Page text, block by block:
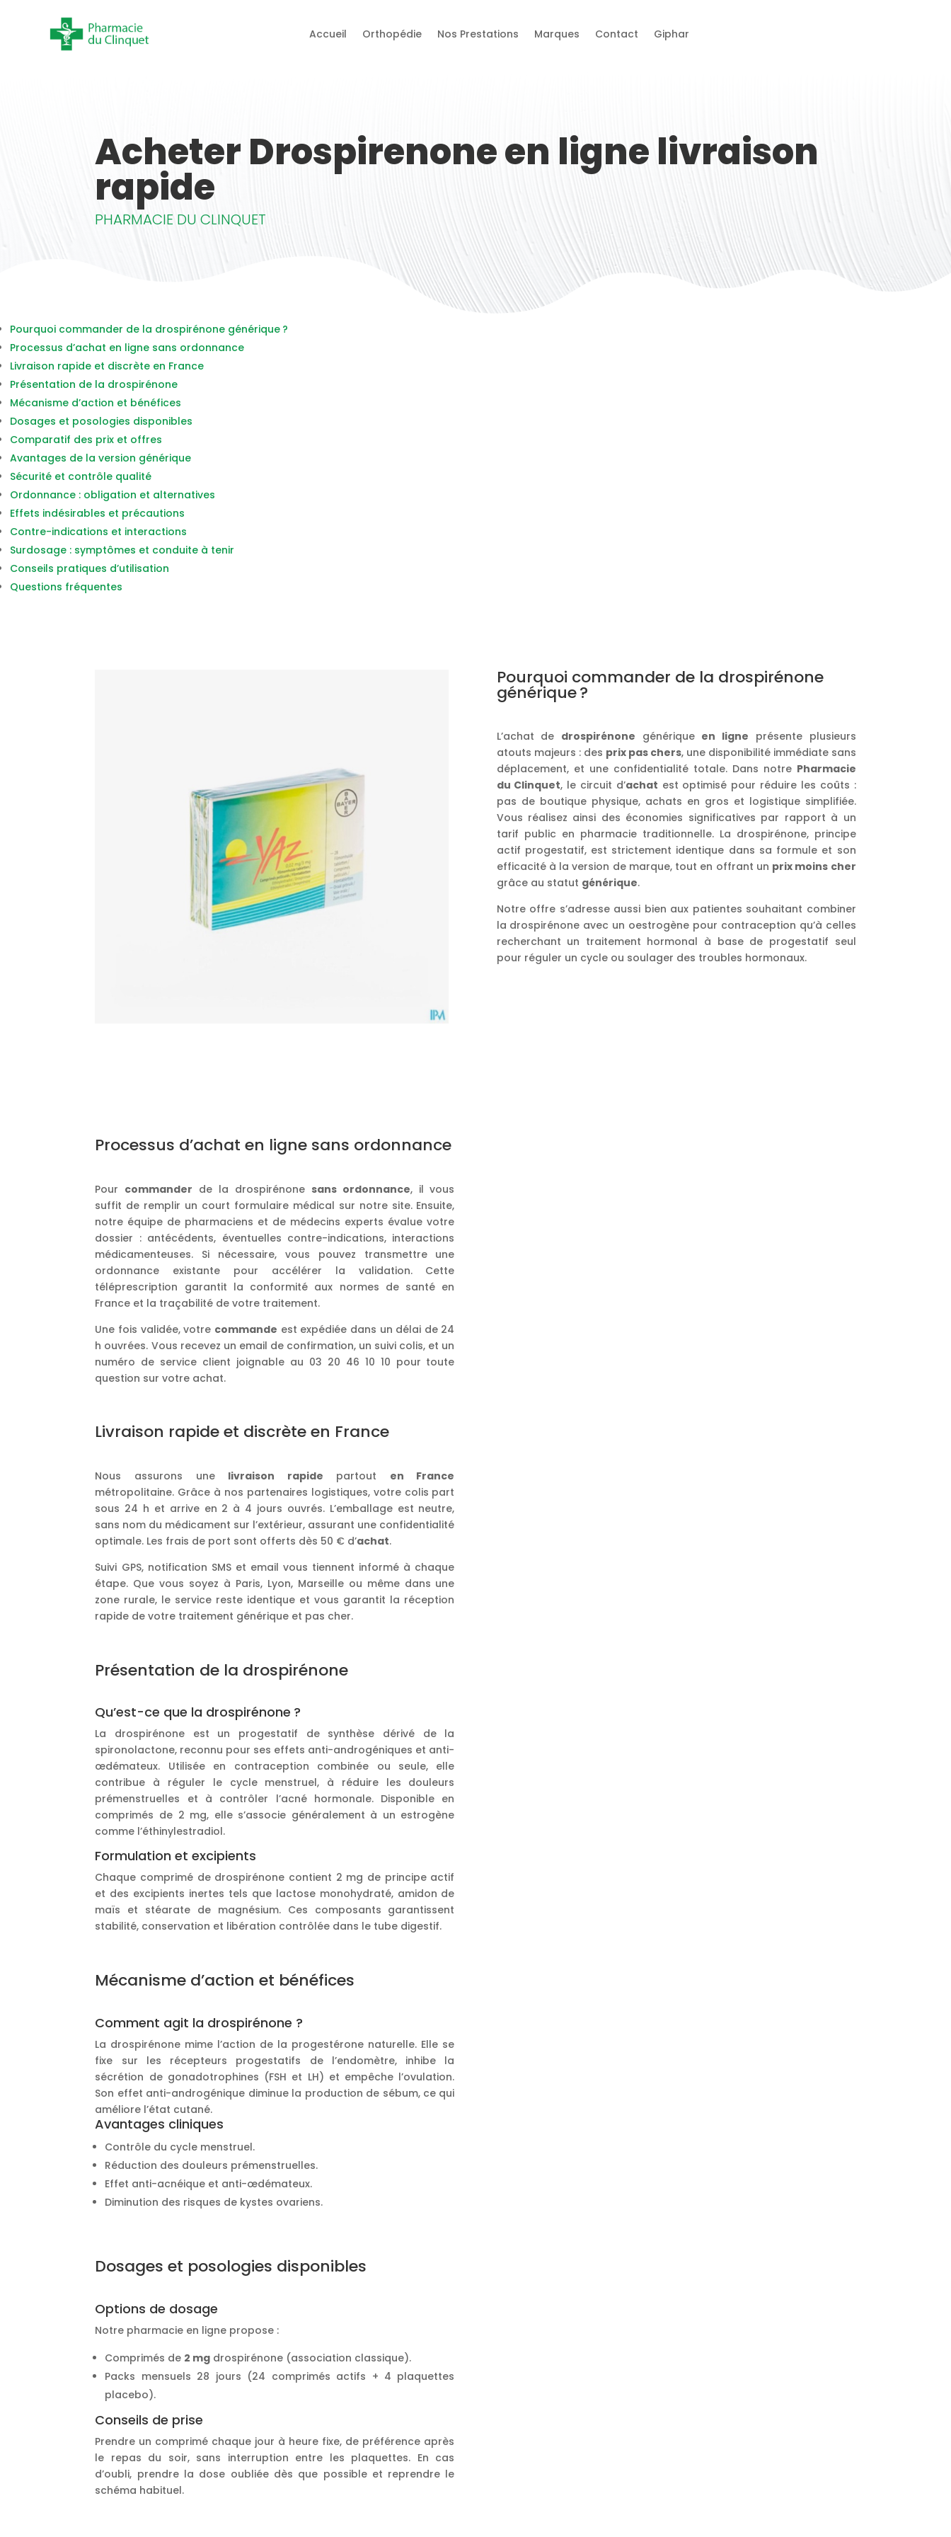
Accueil Orthopédie Nos Prestations Marques Contact Giphar
Acheter Drospirenone en ligne livraison
rapide
PHARMACIE DU CLINQUET
Pourquoi commander de la drospirénone générique ?
Processus d’achat en ligne sans ordonnance
Livraison rapide et discrète en France
Présentation de la drospirénone
Mécanisme d’action et bénéfices
Dosages et posologies disponibles
Comparatif des prix et offres
Avantages de la version générique
Sécurité et contrôle qualité
Ordonnance : obligation et alternatives
Effets indésirables et précautions
Contre-indications et interactions
Surdosage : symptômes et conduite à tenir
Conseils pratiques d’utilisation
Questions fréquentes
Pourquoi commander de la drospirénone
générique ?
L’achat de drospirénone générique en ligne présente plusieurs
atouts majeurs : des prix pas chers, une disponibilité immédiate sans
déplacement, et une confidentialité totale. Dans notre Pharmacie
du Clinquet, le circuit d’achat est optimisé pour réduire les coûts :
pas de boutique physique, achats en gros et logistique simplifiée.
Vous réalisez ainsi des économies significatives par rapport à un
tarif public en pharmacie traditionnelle. La drospirénone, principe
actif progestatif, est strictement identique dans sa formule et son
efficacité à la version de marque, tout en offrant un prix moins cher
grâce au statut générique.
Notre offre s’adresse aussi bien aux patientes souhaitant combiner
la drospirénone avec un oestrogène pour contraception qu’à celles
recherchant un traitement hormonal à base de progestatif seul
pour réguler un cycle ou soulager des troubles hormonaux.
Processus d’achat en ligne sans ordonnance
Pour commander de la drospirénone sans ordonnance, il vous
suffit de remplir un court formulaire médical sur notre site. Ensuite,
notre équipe de pharmaciens et de médecins experts évalue votre
dossier : antécédents, éventuelles contre-indications, interactions
médicamenteuses. Si nécessaire, vous pouvez transmettre une
ordonnance existante pour accélérer la validation. Cette
téléprescription garantit la conformité aux normes de santé en
France et la traçabilité de votre traitement.
Une fois validée, votre commande est expédiée dans un délai de 24
h ouvrées. Vous recevez un email de confirmation, un suivi colis, et un
numéro de service client joignable au 03 20 46 10 10 pour toute
question sur votre achat.
Livraison rapide et discrète en France
Nous assurons une livraison rapide partout en France
métropolitaine. Grâce à nos partenaires logistiques, votre colis part
sous 24 h et arrive en 2 à 4 jours ouvrés. L’emballage est neutre,
sans nom du médicament sur l’extérieur, assurant une confidentialité
optimale. Les frais de port sont offerts dès 50 € d’achat.
Suivi GPS, notification SMS et email vous tiennent informé à chaque
étape. Que vous soyez à Paris, Lyon, Marseille ou même dans une
zone rurale, le service reste identique et vous garantit la réception
rapide de votre traitement générique et pas cher.
Présentation de la drospirénone
Qu’est-ce que la drospirénone ?
La drospirénone est un progestatif de synthèse dérivé de la
spironolactone, reconnu pour ses effets anti-androgéniques et anti-
œdémateux. Utilisée en contraception combinée ou seule, elle
contribue à réguler le cycle menstruel, à réduire les douleurs
prémenstruelles et à contrôler l’acné hormonale. Disponible en
comprimés de 2 mg, elle s’associe généralement à un estrogène
comme l’éthinylestradiol.
Formulation et excipients
Chaque comprimé de drospirénone contient 2 mg de principe actif
et des excipients inertes tels que lactose monohydraté, amidon de
maïs et stéarate de magnésium. Ces composants garantissent
stabilité, conservation et libération contrôlée dans le tube digestif.
Mécanisme d’action et bénéfices
Comment agit la drospirénone ?
La drospirénone mime l’action de la progestérone naturelle. Elle se
fixe sur les récepteurs progestatifs de l’endomètre, inhibe la
sécrétion de gonadotrophines (FSH et LH) et empêche l’ovulation.
Son effet anti-androgénique diminue la production de sébum, ce qui
améliore l’état cutané.
Avantages cliniques
Contrôle du cycle menstruel.
Réduction des douleurs prémenstruelles.
Effet anti-acnéique et anti-œdémateux.
Diminution des risques de kystes ovariens.
Dosages et posologies disponibles
Options de dosage
Notre pharmacie en ligne propose :
Comprimés de 2 mg drospirénone (association classique).
Packs mensuels 28 jours (24 comprimés actifs + 4 plaquettes
placebo).
Conseils de prise
Prendre un comprimé chaque jour à heure fixe, de préférence après
le repas du soir, sans interruption entre les plaquettes. En cas
d’oubli, prendre la dose oubliée dès que possible et reprendre le
schéma habituel.